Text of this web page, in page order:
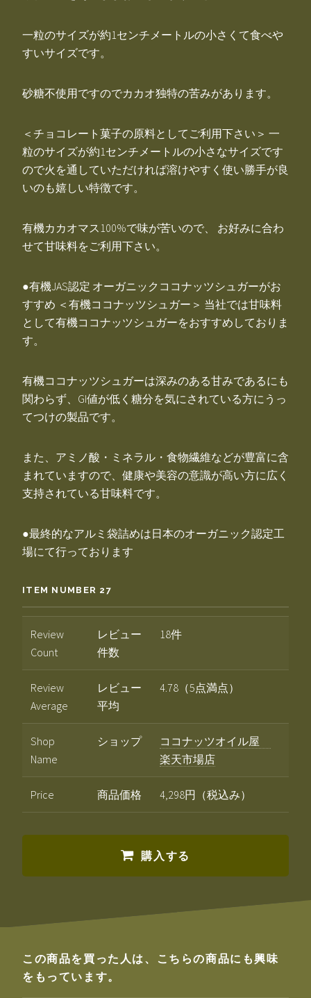
一粒のサイズが約1センチメートルの小さくて食べや
すいサイズです。
砂糖不使用ですのでカカオ独特の苦みがあります。
＜チョコレート菓子の原料としてご利用下さい＞ 一
粒のサイズが約1センチメートルの小さなサイズです
ので火を通していただければ溶けやすく使い勝手が良
いのも嬉しい特徴です。
有機カカオマス100%で味が苦いので、 お好みに合わ
せて甘味料をご利用下さい。
●有機JAS認定 オーガニックココナッツシュガーがお
すすめ ＜有機ココナッツシュガー＞ 当社では甘味料
として有機ココナッツシュガーをおすすめしておりま
す。
有機ココナッツシュガーは深みのある甘みであるにも
関わらず、GI値が低く糖分を気にされている方にうっ
てつけの製品です。
また、アミノ酸・ミネラル・食物繊維などが豊富に含
まれていますので、健康や美容の意識が高い方に広く
支持されている甘味料です。
●最終的なアルミ袋詰めは日本のオーガニック認定工
場にて行っております
ITEM NUMBER 27
Review
Count
レビュー
件数
18件
Review
Average
レビュー
平均
4.78（5点満点）
Shop
Name
ショップ
ココナッツオイル屋
楽天市場店
Price 商品価格 4,298円（税込み）
購入する
この商品を買った人は、こちらの商品にも興味
をもっています。